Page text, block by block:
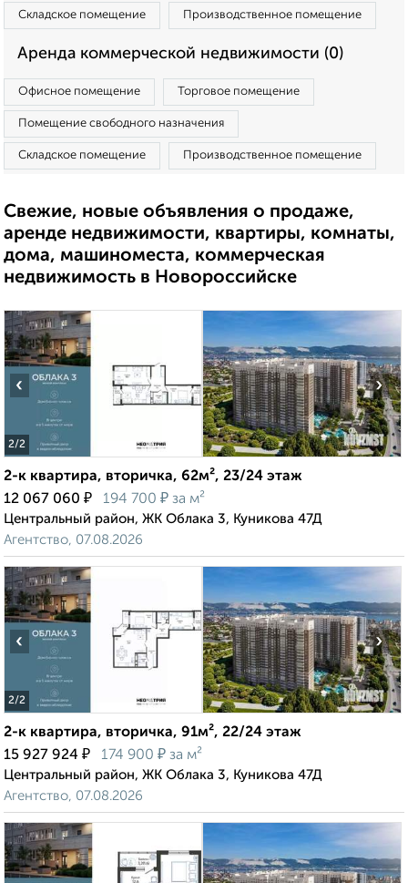
Складское помещение Производственное помещение
Аренда коммерческой недвижимости (0)
Офисное помещение Торговое помещение
Помещение свободного назначения
Складское помещение Производственное помещение
Свежие, новые объявления о продаже,
аренде недвижимости, квартиры, комнаты,
дома, машиноместа, коммерческая
недвижимость в Новороссийске
2/2
‹ ›
2-к квартира, вторичка, 62м², 23/24 этаж
12 067 060 ₽ 194 700 ₽ за м²
Центральный район, ЖК Облака 3, Куникова 47Д
Агентство, 07.08.2026
2/2
‹ ›
2-к квартира, вторичка, 91м², 22/24 этаж
15 927 924 ₽ 174 900 ₽ за м²
Центральный район, ЖК Облака 3, Куникова 47Д
Агентство, 07.08.2026